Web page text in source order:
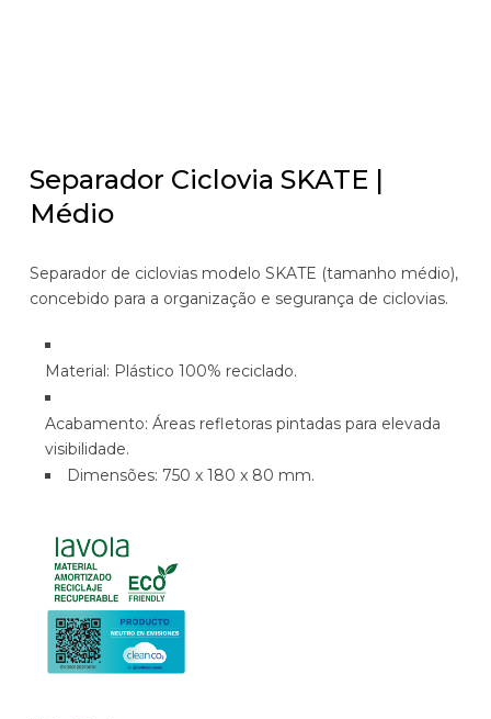
Separador Ciclovia SKATE |
Médio
Separador de ciclovias modelo SKATE (tamanho médio),
concebido para a organização e segurança de ciclovias.
Material: Plástico 100% reciclado.
Acabamento: Áreas refletoras pintadas para elevada
visibilidade.
Dimensões: 750 x 180 x 80 mm.